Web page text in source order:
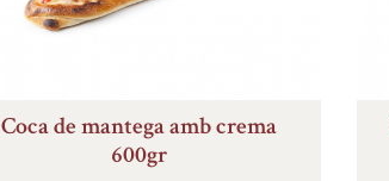
Coca de mantega amb crema
600gr